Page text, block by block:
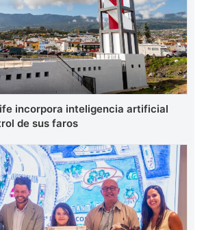
incorpora inteligencia artificial
de sus faros